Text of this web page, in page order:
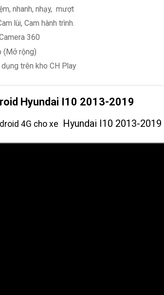
nhanh, nhạy, mượt
lùi, Cam hành trình.
360
(Mở rộng)
trên kho CH Play
Hyundai I10 2013-2019
4G cho xe Hyundai I10 2013-2019